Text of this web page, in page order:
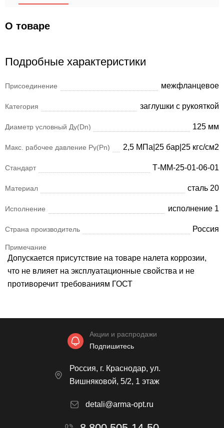
О товаре
Подробные характеристики
Присоединение межфланцевое
Категория заглушки с рукояткой
Диаметр условный Ду(Dn) 125 мм
Макс. рабочее давление Ру(Pn) 2,5 МПа|25 бар|25 кгс/см2
Стандарт Т-ММ-25-01-06-01
Материал сталь 20
Исполнение исполнение 1
Страна производитель Россия
Примечание
Допускается присутствие на товаре налета коррозии,
что не влияет на эксплуатационные свойства и не
противоречит требованиям ГОСТ
Акции и распродажи
Подпишитесь
Россия, г. Краснодар, ул.
Вишняковой, 5/2, 1 этаж
detali@arma-opt.ru